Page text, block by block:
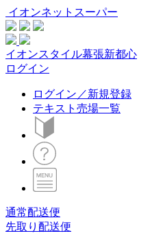
イオンネットスーパー
イオンスタイル幕張新都心
ログイン
ログイン／新規登録
テキスト売場一覧
通常配送便
先取り配送便